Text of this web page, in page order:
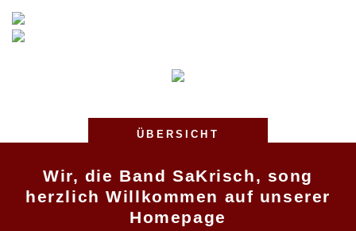
ÜBERSICHT
Wir, die Band SaKrisch, song
herzlich Willkommen auf unserer
Homepage